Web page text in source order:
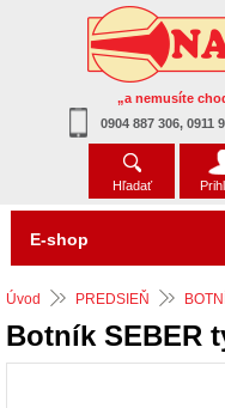
„a nemusíte
0904 887 306, 0911
Hľadať
Úvod PREDSIEŇ
Botník SEBER
E-shop